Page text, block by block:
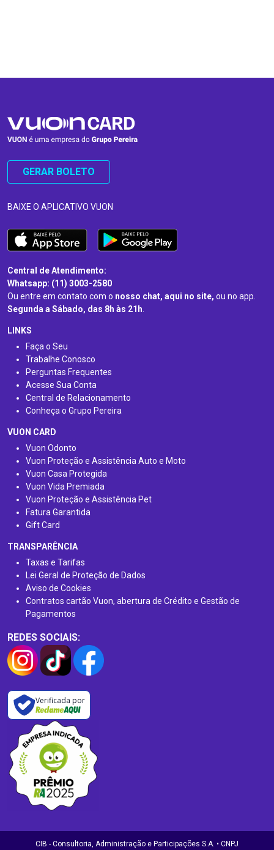
GERAR BOLETO
BAIXE O APLICATIVO VUON
Central de Atendimento:
Whatsapp: (11) 3003-2580
Ou entre em contato com o nosso chat, aqui no site, ou no app.
Segunda a Sábado, das 8h às 21h.
LINKS
Faça o Seu
Trabalhe Conosco
Perguntas Frequentes
Acesse Sua Conta
Central de Relacionamento
Conheça o Grupo Pereira
VUON CARD
Vuon Odonto
Vuon Proteção e Assistência Auto e Moto
Vuon Casa Protegida
Vuon Vida Premiada
Vuon Proteção e Assistência Pet
Fatura Garantida
Gift Card
TRANSPARÊNCIA
Taxas e Tarifas
Lei Geral de Proteção de Dados
Aviso de Cookies
Contratos cartão Vuon, abertura de Crédito e Gestão de
Pagamentos
REDES SOCIAIS:
Verificada por
CIB - Consultoria, Administração e Participações S.A. • CNPJ